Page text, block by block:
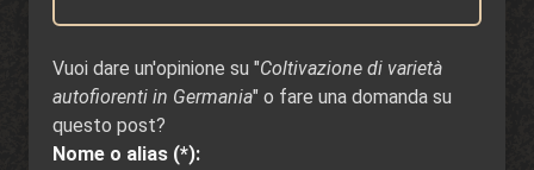
Vuoi dare un'opinione su "Coltivazione di varietà
autofiorenti in Germania" o fare una domanda su
questo post?
Nome o alias (*):